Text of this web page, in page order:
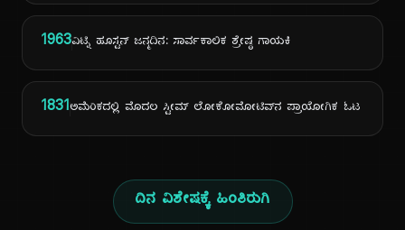
1963ವಿಟ್ನಿ ಹೂಸ್ಟನ್ ಜನ್ಮದಿನ: ಸಾರ್ವಕಾಲಿಕ ಶ್ರೇಷ್ಠ ಗಾಯಕಿ
1831ಅಮೆರಿಕದಲ್ಲಿ ಮೊದಲ ಸ್ಟೀಮ್ ಲೋಕೋಮೋಟಿವ್‌ನ ಪ್ರಾಯೋಗಿಕ ಓಟ
ದಿನ ವಿಶೇಷಕ್ಕೆ ಹಿಂತಿರುಗಿ